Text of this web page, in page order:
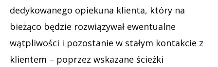
dedykowanego opiekuna klienta, który na
bieżąco będzie rozwiązywał ewentualne
wątpliwości i pozostanie w stałym kontakcie z
klientem – poprzez wskazane ścieżki